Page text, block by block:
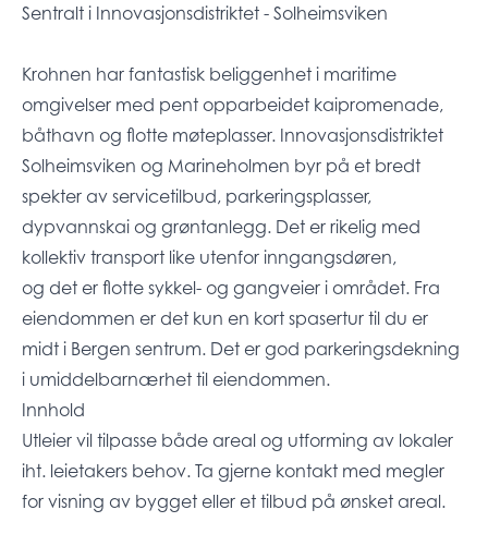
Sentralt i Innovasjonsdistriktet - Solheimsviken
Krohnen har fantastisk beliggenhet i maritime
omgivelser med pent opparbeidet kaipromenade,
båthavn og flotte møteplasser. Innovasjonsdistriktet
Solheimsviken og Marineholmen byr på et bredt
spekter av servicetilbud, parkeringsplasser,
dypvannskai og grøntanlegg. Det er rikelig med
kollektiv transport like utenfor inngangsdøren,
og det er flotte sykkel- og gangveier i området. Fra
eiendommen er det kun en kort spasertur til du er
midt i Bergen sentrum. Det er god parkeringsdekning
i umiddelbarnærhet til eiendommen.
Innhold
Utleier vil tilpasse både areal og utforming av lokaler
iht. leietakers behov. Ta gjerne kontakt med megler
for visning av bygget eller et tilbud på ønsket areal.